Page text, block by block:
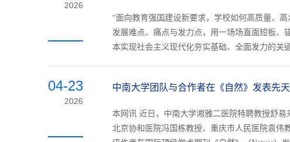
2026
“面向教育强国建设新要求，学校如何高质量、
发展难点、痛点与发力点，用一场场直面短板、
本实现社会主义现代化夯实基础、全面发力的关
04-23
2026
中南大学团队与合作者在《自然》发表先
本网讯 近日，中南大学湘雅二医院特聘教授舒
北京协和医院冯国栋教授、重庆市人民医院袁伟